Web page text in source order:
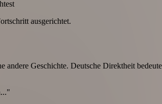
ausgerichtet.
Geschichte. Deutsche Direktheit